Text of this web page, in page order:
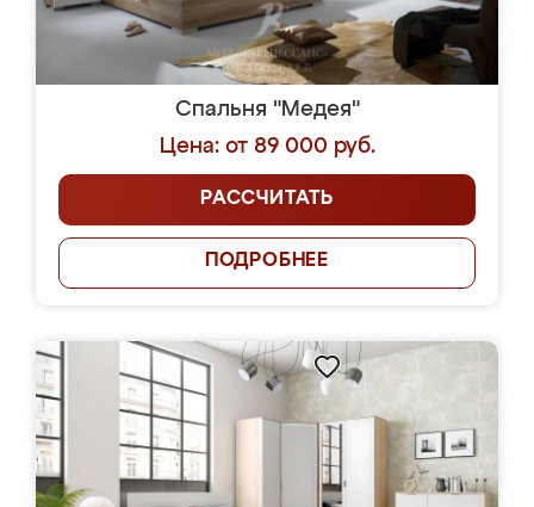
Спальня "Медея"
Цена: от 89 000 руб.
РАССЧИТАТЬ
ПОДРОБНЕЕ